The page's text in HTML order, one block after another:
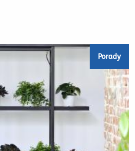
Porady